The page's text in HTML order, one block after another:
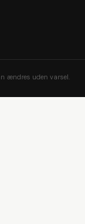
ændres uden varsel.